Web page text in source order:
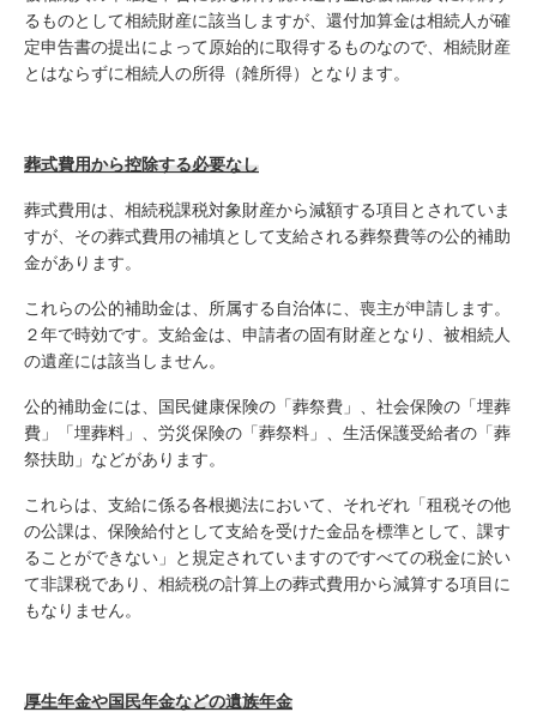
るものとして相続財産に該当しますが、還付加算金は相続人が確
定申告書の提出によって原始的に取得するものなので、相続財産
とはならずに相続人の所得（雑所得）となります。
葬式費用から控除する必要なし
葬式費用は、相続税課税対象財産から減額する項目とされていま
すが、その葬式費用の補填として支給される葬祭費等の公的補助
金があります。
これらの公的補助金は、所属する自治体に、喪主が申請します。
２年で時効です。支給金は、申請者の固有財産となり、被相続人
の遺産には該当しません。
公的補助金には、国民健康保険の「葬祭費」、社会保険の「埋葬
費」「埋葬料」、労災保険の「葬祭料」、生活保護受給者の「葬
祭扶助」などがあります。
これらは、支給に係る各根拠法において、それぞれ「租税その他
の公課は、保険給付として支給を受けた金品を標準として、課す
ることができない」と規定されていますのですべての税金に於い
て非課税であり、相続税の計算上の葬式費用から減算する項目に
もなりません。
厚生年金や国民年金などの遺族年金